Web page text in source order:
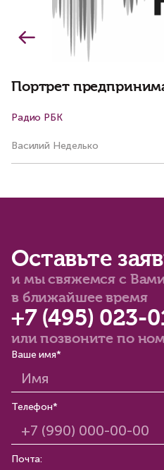
Портрет
Радио РБК
Василий Неделько
Оставьте
и мы свяжемся с
в ближайшее время
+7 (495) 023-
или позвоните по
Ваше имя*
Телефон*
Почта: